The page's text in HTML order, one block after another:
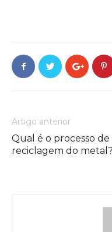
Artigo anterior
Qual é o processo de
reciclagem do metal?